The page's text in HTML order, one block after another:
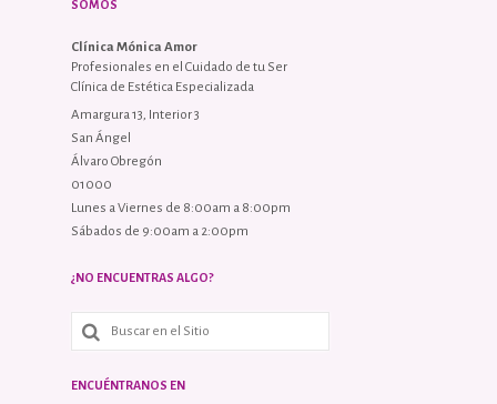
SOMOS
Clínica Mónica Amor
Profesionales en el Cuidado de tu Ser
Clínica de Estética Especializada
Amargura 13, Interior 3
San Ángel
Álvaro Obregón
01000
Lunes a Viernes de 8:00am a 8:00pm
Sábados de 9:00am a 2:00pm
¿NO ENCUENTRAS ALGO?
ENCUÉNTRANOS EN